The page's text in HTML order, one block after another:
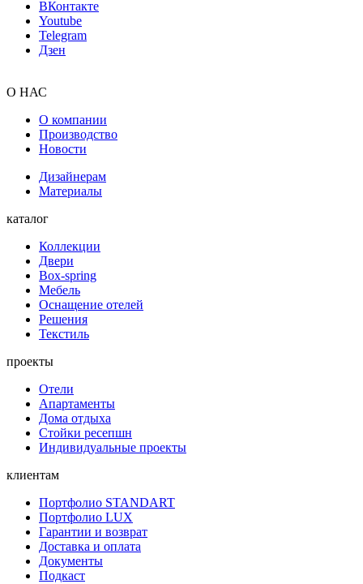
ВКонтакте
Youtube
Telegram
Дзен
О НАС
О компании
Производство
Новости
Дизайнерам
Материалы
каталог
Коллекции
Двери
Box-spring
Мебель
Оснащение отелей
Решения
Текстиль
проекты
Отели
Апартаменты
Дома отдыха
Стойки ресепшн
Индивидуальные проекты
клиентам
Портфолио STANDART
Портфолио LUX
Гарантии и возврат
Доставка и оплата
Документы
Подкаст